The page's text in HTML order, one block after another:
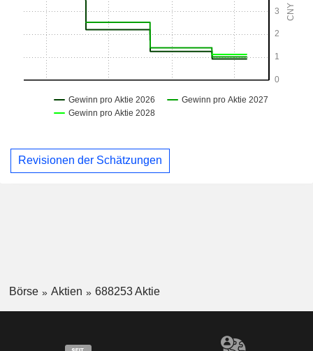
Revisionen der Schätzungen
Börse Aktien 688253 Aktie